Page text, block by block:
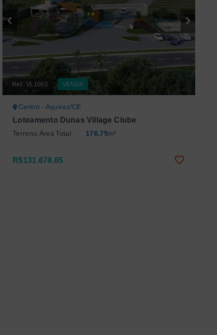
Ref.:VL1002 VENDA
Centro - Aquiraz/CE
Loteamento Dunas Village Clube
Terreno Área Total 176,75m²
R$131.678,65